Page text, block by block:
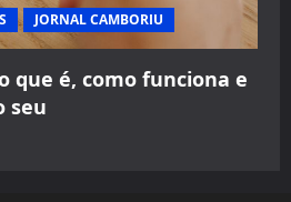
JORNAL CAMBORIU
que é, como funciona e
seu